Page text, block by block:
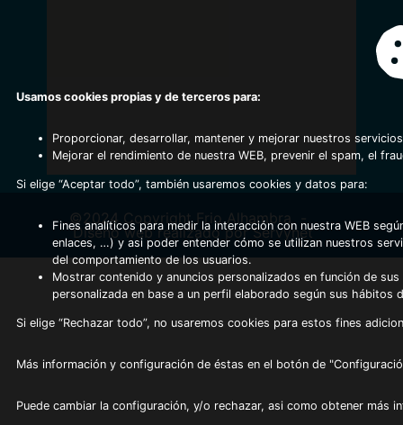
©2024 Copyright Frio Alhambra
Diseño web realizado por Servynet
Usamos cookies propias y de terceros para:
Proporcionar, desarrollar, mantener y mejorar nuestros
Mejorar el rendimiento de nuestra WEB, prevenir el spam, el
Si elige “Aceptar todo”, también usaremos cookies y datos para:
Fines analíticos para medir la interacción con nuestra WEB
enlaces, …) y asi poder entender cómo se utilizan nuestros
del comportamiento de los usuarios.
Mostrar contenido y anuncios personalizados en función de
personalizada en base a un perfil elaborado según sus hábitos
Si elige “Rechazar todo”, no usaremos cookies para estos fines
Más información y configuración de éstas en el botón de
Puede cambiar la configuración, y/o rechazar, asi como obtener más